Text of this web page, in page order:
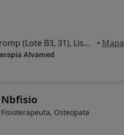
Rua Francisco Stromp (Lote B3, 31), Lisboa • Mapa
Alvamed
Nbfisio
Fisioterapeuta, Osteopata